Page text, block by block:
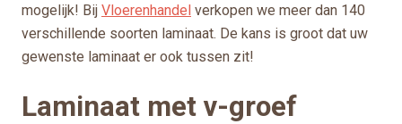
mogelijk! Bij Vloerenhandel verkopen we meer dan 140
verschillende soorten laminaat. De kans is groot dat uw
gewenste laminaat er ook tussen zit!
Laminaat met v-groef